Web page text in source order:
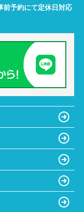
予約にて定休日対応